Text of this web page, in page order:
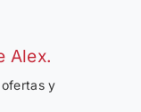
Alex.
y